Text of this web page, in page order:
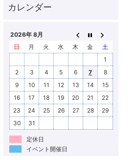
2026年 8月
日
月 火 水 木 金
土
1
2
3 4 5 6 7
8
9
10 11 12 13 14
15
16
17 18 19 20 21
22
23
24 25 26 27 28
29
30
31
定休日
イベント開催日